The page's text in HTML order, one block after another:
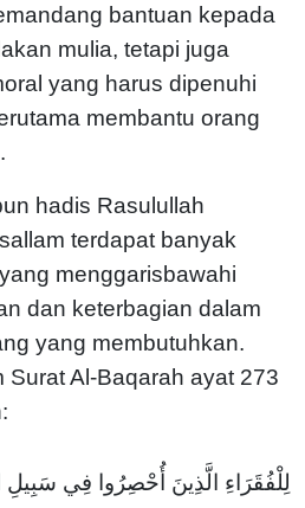
bantuan kepada
mulia, tetapi juga
yang harus dipenuhi
membantu orang
hadis Rasulullah
terdapat banyak
menggarisbawahi
dan keterbagian dalam
yang membutuhkan.
Surat Al-Baqarah ayat 273
لِلْفُقَرَاءِ الَّذِينَ أُحْصِرُوا فِي سَبِيلِ